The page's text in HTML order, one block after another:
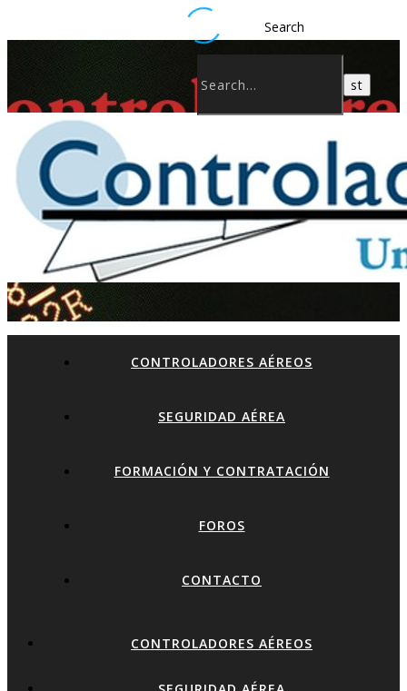
Search
CONTROLADORES AÉREOS
SEGURIDAD AÉREA
FORMACIÓN Y CONTRATACIÓN
FOROS
CONTACTO
CONTROLADORES AÉREOS